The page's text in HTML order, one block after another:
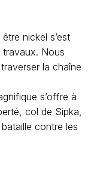
nickel s’est
travaux. Nous
la chaîne
s’offre à
col de Sipka,
contre les